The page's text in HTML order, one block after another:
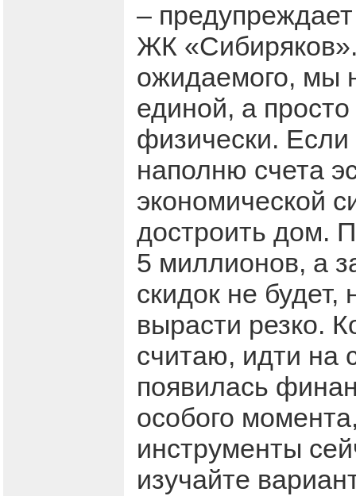
–
ЖК
ожидаемого, мы
единой, а
физически. Если
наполню счета
экономической
достроить дом.
5 миллионов, а
скидок не
вырасти резко.
считаю, идти на
появилась
особого
инструменты
изучайте